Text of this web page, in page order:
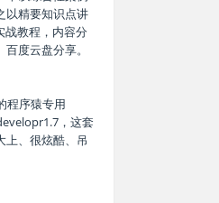
以精要知识点讲
战教程，内容分
度云盘分享。
程序猿专用
，这套
上、很炫酷、吊